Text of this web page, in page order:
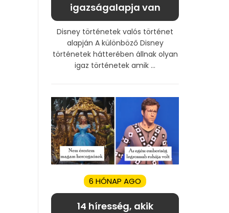
igazságalapja van
Disney történetek valós történet
alapján A különböző Disney
történetek hátterében állnak olyan
igaz történetek amik ...
6 HÓNAP AGO
14 híresség, akik